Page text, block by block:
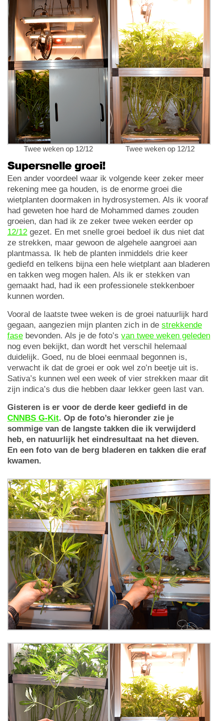
Twee weken op 12/12 Twee weken op 12/12
Supersnelle groei!
Een ander voordeel waar ik volgende keer zeker meer
rekening mee ga houden, is de enorme groei die
wietplanten doormaken in hydrosystemen. Als ik vooraf
had geweten hoe hard de Mohammed dames zouden
groeien, dan had ik ze zeker twee weken eerder op
12/12 gezet. En met snelle groei bedoel ik dus niet dat
ze strekken, maar gewoon de algehele aangroei aan
plantmassa. Ik heb de planten inmiddels drie keer
gediefd en telkens bijna een hele wietplant aan bladeren
en takken weg mogen halen. Als ik er stekken van
gemaakt had, had ik een professionele stekkenboer
kunnen worden.
Vooral de laatste twee weken is de groei natuurlijk hard
gegaan, aangezien mijn planten zich in de strekkende
fase bevonden. Als je de foto’s van twee weken geleden
nog even bekijkt, dan wordt het verschil helemaal
duidelijk. Goed, nu de bloei eenmaal begonnen is,
verwacht ik dat de groei er ook wel zo’n beetje uit is.
Sativa’s kunnen wel een week of vier strekken maar dit
zijn indica’s dus die hebben daar lekker geen last van.
Gisteren is er voor de derde keer gediefd in de
CNNBS G-Kit. Op de foto’s hieronder zie je
sommige van de langste takken die ik verwijderd
heb, en natuurlijk het eindresultaat na het dieven.
En een foto van de berg bladeren en takken die eraf
kwamen.